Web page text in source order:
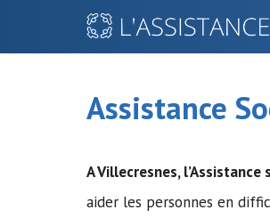
Assistance
A Villecresnes,l’Assistance
aider les personnes en